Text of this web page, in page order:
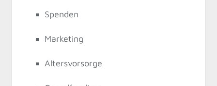
Spenden
Marketing
Altersvorsorge